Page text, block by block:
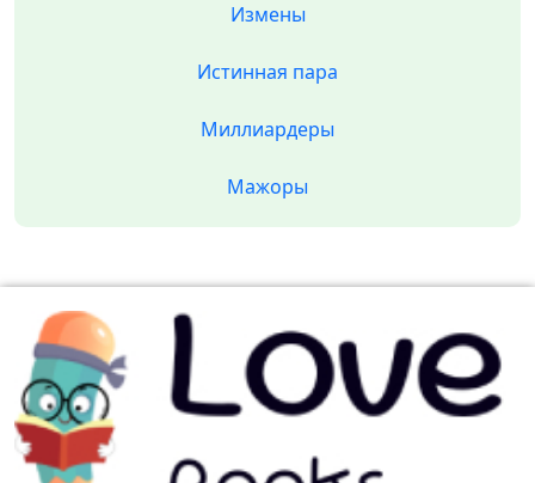
Измены
Истинная пара
Миллиардеры
Мажоры